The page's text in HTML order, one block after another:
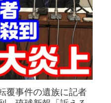
覆事件の遺族に記者